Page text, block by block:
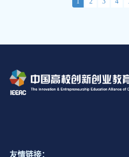
友情链接：